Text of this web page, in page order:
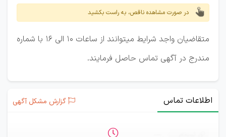
در صورت مشاهده ناقص، به راست بکشید
متقاضیان واجد شرایط میتوانند از ساعات 10 الی 16 با شماره
مندرج در آگهی تماس حاصل فرمایند.
اطلاعات تماس گزارش مشکل آگهی